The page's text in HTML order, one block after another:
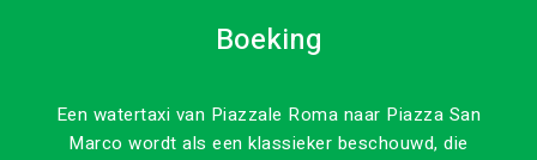
Boeking
Een watertaxi van Piazzale Roma naar Piazza San
Marco wordt als een klassieker beschouwd, die